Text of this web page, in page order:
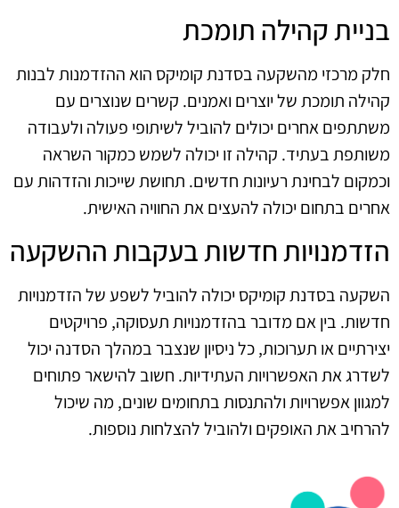
בניית קהילה תומכת
חלק מרכזי מהשקעה בסדנת קומיקס הוא ההזדמנות לבנות
קהילה תומכת של יוצרים ואמנים. קשרים שנוצרים עם
משתתפים אחרים יכולים להוביל לשיתופי פעולה ולעבודה
משותפת בעתיד. קהילה זו יכולה לשמש כמקור השראה
וכמקום לבחינת רעיונות חדשים. תחושת שייכות והזדהות עם
אחרים בתחום יכולה להעצים את החוויה האישית.
הזדמנויות חדשות בעקבות ההשקעה
השקעה בסדנת קומיקס יכולה להוביל לשפע של הזדמנויות
חדשות. בין אם מדובר בהזדמנויות תעסוקה, פרויקטים
יצירתיים או תערוכות, כל ניסיון שנצבר במהלך הסדנה יכול
לשדרג את האפשרויות העתידיות. חשוב להישאר פתוחים
למגוון אפשרויות ולהתנסות בתחומים שונים, מה שיכול
להרחיב את האופקים ולהוביל להצלחות נוספות.